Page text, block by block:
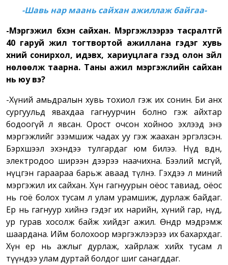
-Шавь нар маань сайхан ажиллаж байгаа-
-Мэргэжил бүхэн сайхан. Мэргэжлээрээ тасралтгүй
40 гаруй жил тогтвортой ажиллана гэдэг хувь
хүний сонирхол, идэвх, хариуцлага гээд олон зүйл
нөлөөлж таарна. Таны ажил мэргэжлийн сайхан
нь юу вэ?
-Хүний амьдралын хувь тохиол гэж их сонин. Би анх
сургуульд явахдаа гагнуурчин болно гэж айхтар
бодоогүй л явсан. Орост очсон хойноо эхлээд энэ
мэргэжлийг эзэмшиж чадах уу гэж жаахан эргэлзсэн.
Бэрхшээл эхэндээ тулгардаг юм билээ. Нүд өвдөнө,
электродоо ширээн дээрээ наачихна. Бээлий өмсөөгүй,
нүцгэн гараараа барьж аваад түлнэ. Гэхдээ л миний
мэргэжил их сайхан. Хүн гагнуурын оёос тавиад, оёос
нь гоё болох тусам л улам урамшиж, дурлаж байдаг.
Ер нь гагнуур хийнэ гэдэг их нарийн, хүний гар, нүд,
ур гурав хосолж байж хийдэг ажил. Өндөр мэдрэмж
шаардана. Ийм болохоор мэргэжлээрээ их бахархдаг.
Хүн ер нь ажлыг дурлаж, хайрлаж хийх тусам л
түүндээ улам дуртай болдог шиг санагддаг.